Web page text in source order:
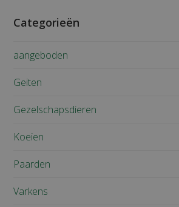
Categorieën
aangeboden
Geiten
Gezelschapsdieren
Koeien
Paarden
Varkens